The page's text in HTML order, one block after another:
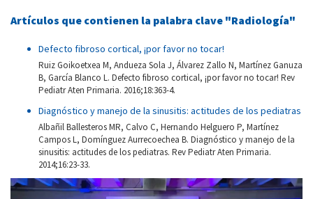
Artículos que contienen la palabra clave "Radiología"
Defecto fibroso cortical, ¡por favor no tocar!
Ruiz Goikoetxea M, Andueza Sola J, Álvarez Zallo N, Martínez Ganuza
B, García Blanco L. Defecto fibroso cortical, ¡por favor no tocar! Rev
Pediatr Aten Primaria. 2016;18:363-4.
Diagnóstico y manejo de la sinusitis: actitudes de los pediatras
Albañil Ballesteros MR, Calvo C, Hernando Helguero P, Martínez
Campos L, Domínguez Aurrecoechea B. Diagnóstico y manejo de la
sinusitis: actitudes de los pediatras. Rev Pediatr Aten Primaria.
2014;16:23-33.